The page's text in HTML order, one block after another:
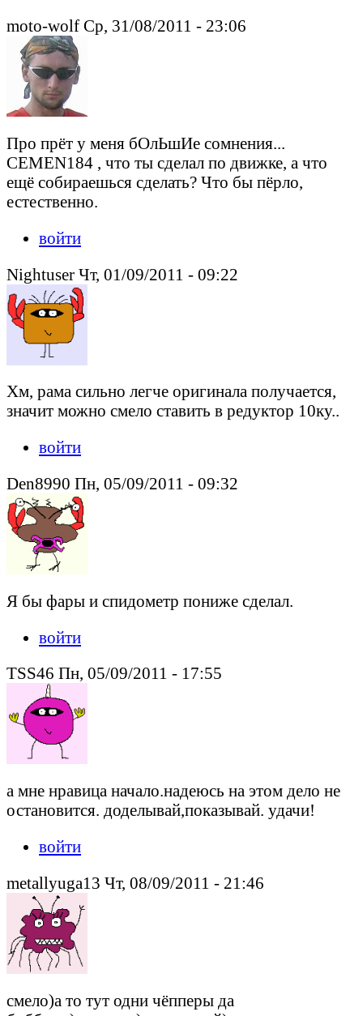
moto-wolf Ср, 31/08/2011 - 23:06
Про прёт у меня бОлЬшИе сомнения...
CEMEN184 , что ты сделал по движке, а что
ещё собираешься сделать? Что бы пёрло,
естественно.
войти
Nightuser Чт, 01/09/2011 - 09:22
Хм, рама сильно легче оригинала получается,
значит можно смело ставить в редуктор 10ку..
войти
Den8990 Пн, 05/09/2011 - 09:32
Я бы фары и спидометр пониже сделал.
войти
TSS46 Пн, 05/09/2011 - 17:55
а мне нравица начало.надеюсь на этом дело не
остановится. доделывай,показывай. удачи!
войти
metallyuga13 Чт, 08/09/2011 - 21:46
смело)а то тут одни чёпперы да